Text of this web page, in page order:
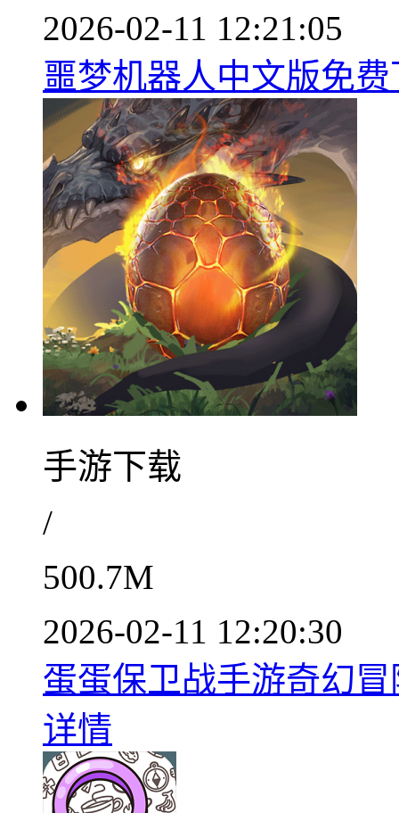
2026-02-11 12:21:05
噩梦机器人中文版免
手游下载
/
500.7M
2026-02-11 12:20:30
蛋蛋保卫战手游奇幻
详情